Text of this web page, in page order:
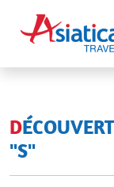
DÉCOUVERTE DU PAYS DE LA FORME
"S"